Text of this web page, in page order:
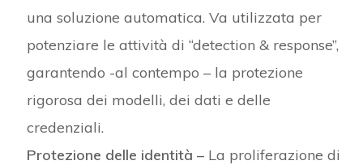
una soluzione automatica. Va utilizzata per
potenziare le attività di “detection & response”,
garantendo -al contempo – la protezione
rigorosa dei modelli, dei dati e delle
credenziali.
Protezione delle identità – La proliferazione di